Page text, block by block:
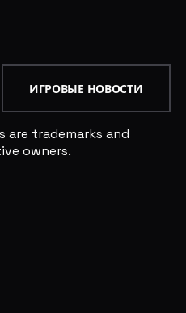
ИГРОВЫЕ НОВОСТИ
are trademarks and
owners.